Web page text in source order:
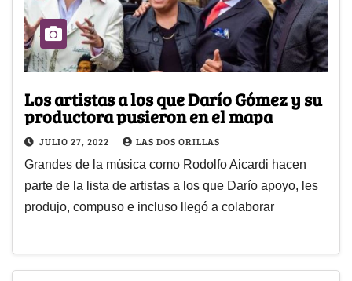
Los artistas a los que Darío Gómez y su
productora pusieron en el mapa
JULIO 27, 2022 LAS DOS ORILLAS
Grandes de la música como Rodolfo Aicardi hacen
parte de la lista de artistas a los que Darío apoyo, les
produjo, compuso e incluso llegó a colaborar